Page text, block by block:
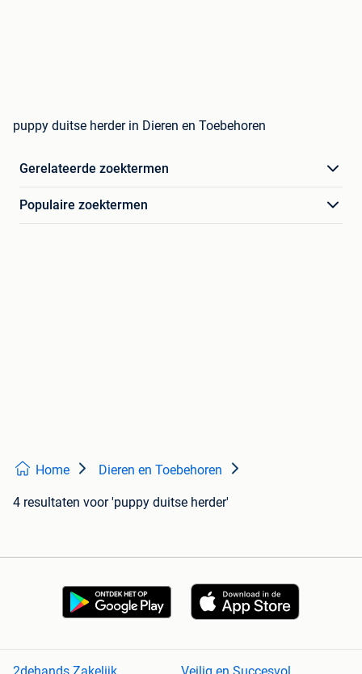
puppy duitse herder in Dieren en Toebehoren
Gerelateerde zoektermen
Populaire zoektermen
Home Dieren en Toebehoren
4 resultaten voor 'puppy duitse herder'